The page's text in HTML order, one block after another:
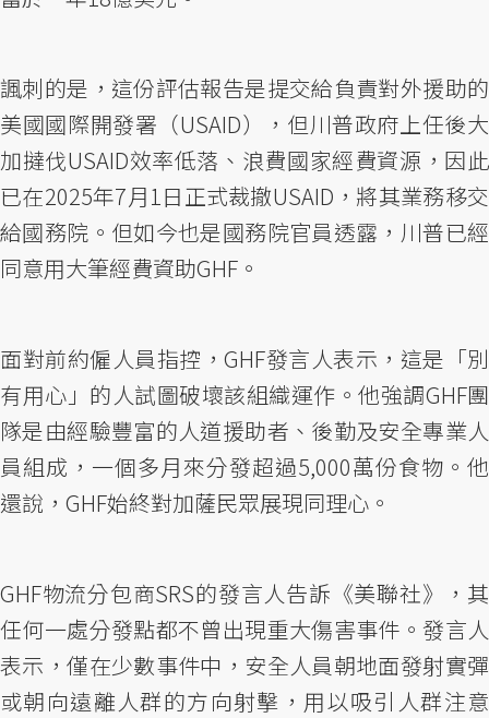
諷刺的是，這份評估報告是提交給負責對外援助的
美國國際開發署（USAID），但川普政府上任後大
加撻伐USAID效率低落、浪費國家經費資源，因此
已在2025年7月1日正式裁撤USAID，將其業務移交
給國務院。但如今也是國務院官員透露，川普已經
同意用大筆經費資助GHF。
面對前約僱人員指控，GHF發言人表示，這是「別
有用心」的人試圖破壞該組織運作。他強調GHF團
隊是由經驗豐富的人道援助者、後勤及安全專業人
員組成，一個多月來分發超過5,000萬份食物。他
還說，GHF始終對加薩民眾展現同理心。
GHF物流分包商SRS的發言人告訴《美聯社》，其
任何一處分發點都不曾出現重大傷害事件。發言人
表示，僅在少數事件中，安全人員朝地面發射實彈
或朝向遠離人群的方向射擊，用以吸引人群注意